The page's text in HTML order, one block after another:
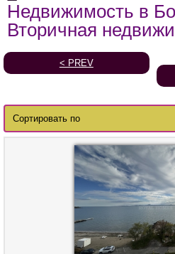
Недвижимость в
Вторичная
< PREV